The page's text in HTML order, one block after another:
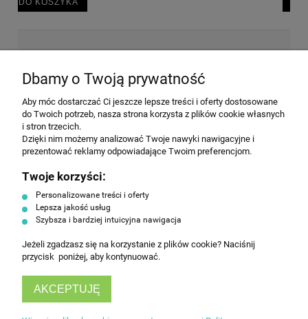
Wyrażam zgodę na przesyłanie informacji
handlowej na poniższy adres email. Więcej w
ZAPISZ SIĘ
Dbamy o Twoją prywatność
Aby móc dostarczać Ci jeszcze lepsze treści i oferty dostosowane
do Twoich potrzeb, nasza strona korzysta z plików cookie własnych
i stron trzecich.
Dzięki nim możemy analizować Twoje nawyki nawigacyjne i
prezentować reklamy odpowiadające Twoim preferencjom.
Twoje korzyści:
Personalizowane treści i oferty
Lepsza jakość usług
Szybsza i bardziej intuicyjna nawigacja
Jeżeli zgadzasz się na korzystanie z plików cookie? Naciśnij
przycisk poniżej, aby kontynuować.
AKCEPTUJĘ